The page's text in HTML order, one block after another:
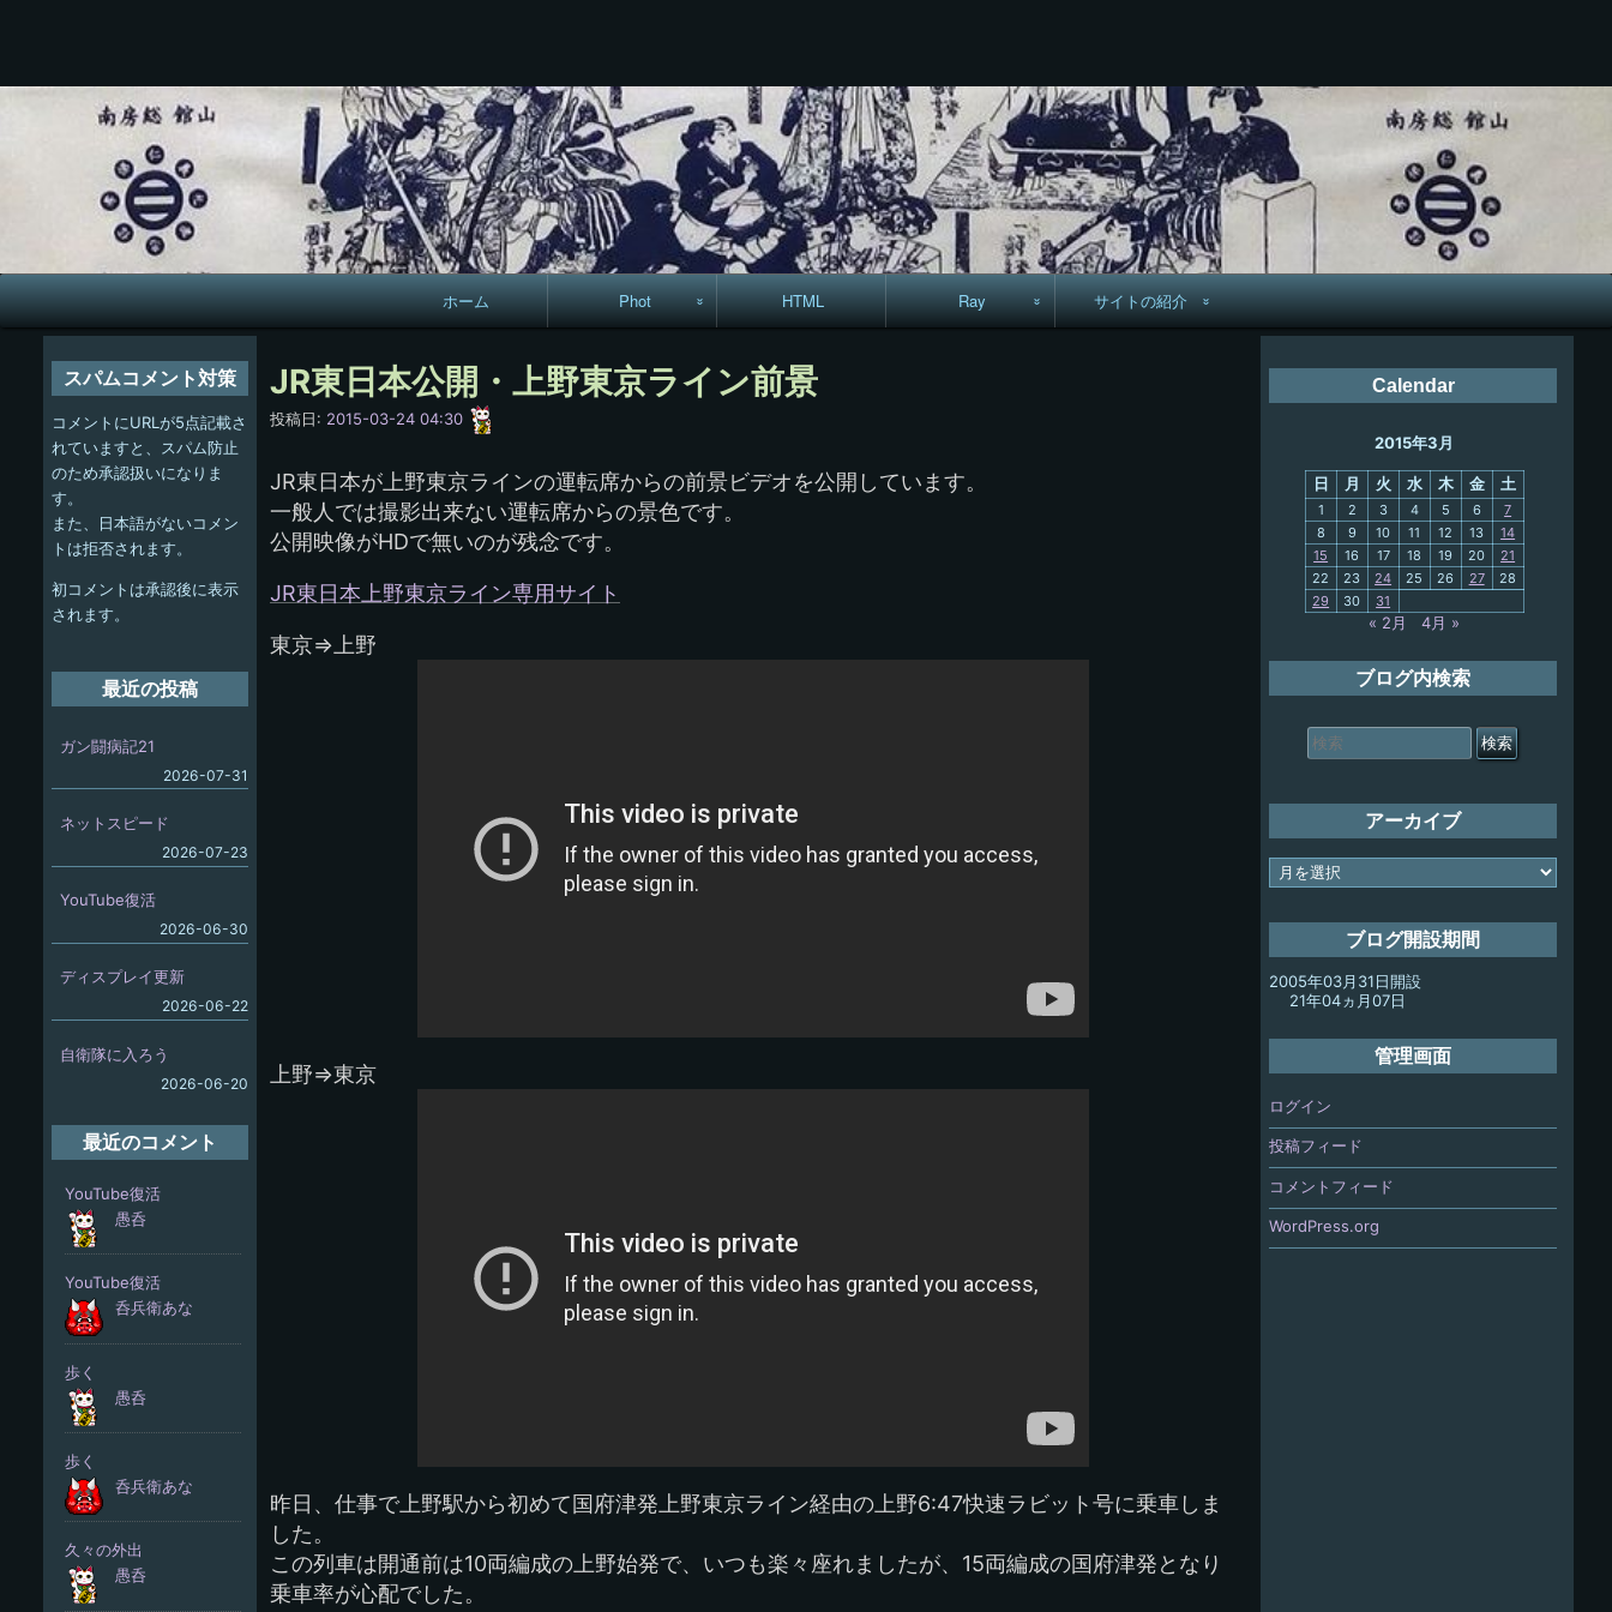
ン
ツ
へ
ス
キ
ッ
プ
メ
イ
ホーム Phot
コースマップ
手拭いの旅
HTML Ray サイトの紹介
JR東日本公開・上野東京ライン前景
投稿日: 2015-03-24 04:30
JR東日本が上野東京ラインの運転席からの前景ビデオを公開しています。
一般人では撮影出来ない運転席からの景色です。
公開映像がHDで無いのが残念です。
JR東日本上野東京ライン専用サイト
東京⇒上野
上野⇒東京
昨日、仕事で上野駅から初めて国府津発上野東京ライン経由の上野6:47快速ラビット号に乗車しま
した。
この列車は開通前は10両編成の上野始発で、いつも楽々座れましたが、15両編成の国府津発となり
乗車率が心配でした。
Calendar
2015年3月
日 月 火 水 木 金 土
1 2 3 4 5 6
7
8
9 10 11 12 13
14
15
16 17 18 19 20
21
22
23 24 25 26 27
28
29
30 31
« 2月 4月 »
ブログ内検索
索
対
アーカイブ
ア
ー
ブ
ブログ開設期間
2005年03月31日開設
21年04ヵ月07日
管理画面
ログイン
投稿フィード
コメントフィード
WordPress.org
スパムコメント対策
コメントにURLが5点記載さ
れていますと、スパム防止
のため承認扱いになりま
す。
また、日本語がないコメン
トは拒否されます。
初コメントは承認後に表示
されます。
最近の投稿
ガン闘病記21
2026-07-31
ネットスピード
2026-07-23
YouTube復活
2026-06-30
ディスプレイ更新
2026-06-22
自衛隊に入ろう
2026-06-20
最近のコメント